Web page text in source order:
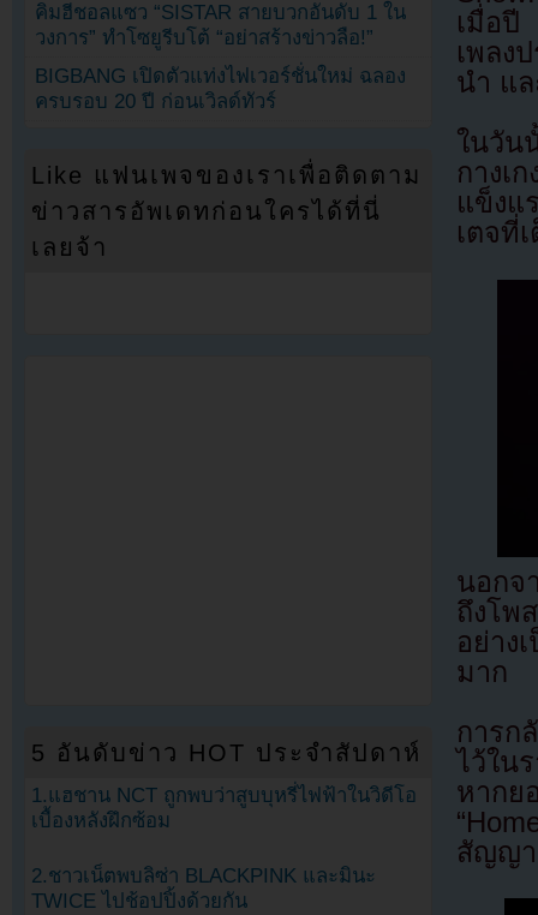
เมื่อปี
เพลง
นำ แ
ในวั
กางเ
แข็งแ
เตจที่
นอกจ
ถึงโพ
อย่าง
มาก
การก
ไว้ใน
หากย
สัญญา
คิมฮีชอลแซว “SISTAR สายบวกอันดับ 1 ใน
วงการ” ทำโซยูรีบโต้ “อย่าสร้างข่าวลือ!”
BIGBANG เปิดตัวแท่งไฟเวอร์ชั่นใหม่ ฉลอง
ครบรอบ 20 ปี ก่อนเวิลด์ทัวร์
Like แฟนเพจของเราเพื่อติดตาม
ข่าวสารอัพเดทก่อนใครได้ที่นี่
เลยจ้า
5 อันดับข่าว HOT ประจำสัปดาห์
1.แฮชาน NCT ถูกพบว่าสูบบุหรี่ไฟฟ้าในวิดีโอ
เบื้องหลังฝึกซ้อม
2.ชาวเน็ตพบลิซ่า BLACKPINK และมินะ
TWICE ไปช้อปปิ้งด้วยกัน